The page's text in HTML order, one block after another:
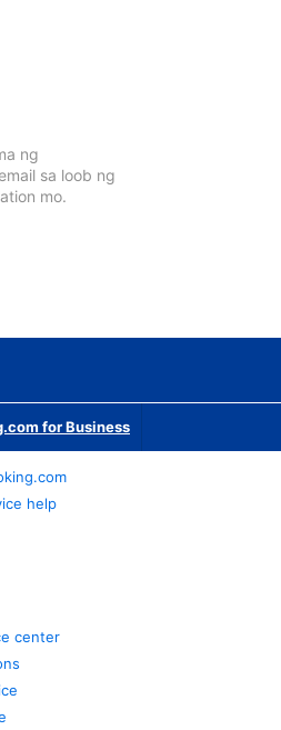
ng
sa loob ng
mo.
for Business
help
center